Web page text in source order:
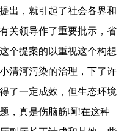
出，就引起了社会各界和
关领导作了重要批示，省
个提案的以重视这个构想
清河污染的治理，下了许
了一定成效，但生态环境
，真是伤脑筋啊!在这种